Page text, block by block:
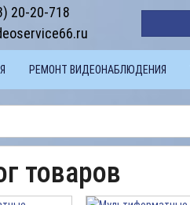
20-20-718
РЕМОНТ ВИДЕОНАБЛЮДЕНИЯ
товаров